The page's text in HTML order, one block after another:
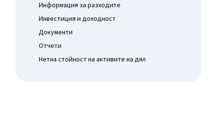
Информация за разходите
Инвестиция и доходност
Документи
Отчети
Нетна стойност на активите на дял